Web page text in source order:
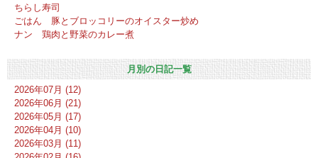
ちらし寿司
ごはん 豚とブロッコリーのオイスター炒め
ナン 鶏肉と野菜のカレー煮
月別の日記一覧
2026年07月 (12)
2026年06月 (21)
2026年05月 (17)
2026年04月 (10)
2026年03月 (11)